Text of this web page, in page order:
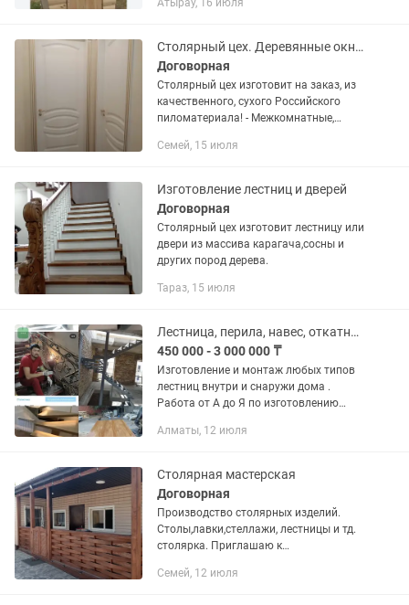
взрослые.прихожки.кухни.тапчаны
работы...
Атырау, 16 июля
Столярный цех. Деревянные окна. Двери. Балконы
Договорная
Столярный цех изготовит на заказ, из
качественного, сухого Российского
пиломатериала! - Межкомнатные,
- Балконы - И другую столярную
Семей, 15 июля
Изготовление лестниц и дверей
Договорная
Столярный цех изготовит лестницу или
двери из массива карагача,сосны и
других пород дерева.
Тараз, 15 июля
Лестница, перила, навес, откатные ворота, беседка, топчан, решетки
450 000 - 3 000 000 ₸
Изготовление и монтаж любых типов
лестниц внутри и снаружи дома .
Работа от А до Я по изготовлению
цех . Звоните по номеру .
Алматы, 12 июля
Столярная мастерская
Договорная
Производство столярных изделий.
Столы,лавки,стеллажи, лестницы и тд.
столярка. Приглашаю к
мoлдинги,ножки для мебели тип
Семей, 12 июля